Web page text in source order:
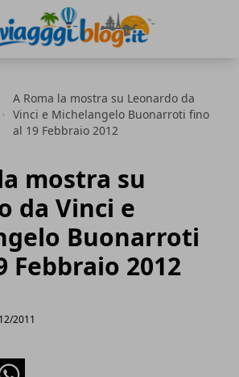
A Roma la mostra su Leonardo da
Vinci e Michelangelo Buonarroti fino
al 19 Febbraio 2012
mostra su
da Vinci e
Buonarroti
Febbraio 2012
2011